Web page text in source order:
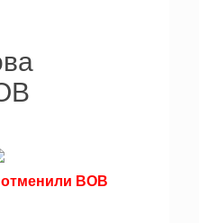
отменили ВОВ